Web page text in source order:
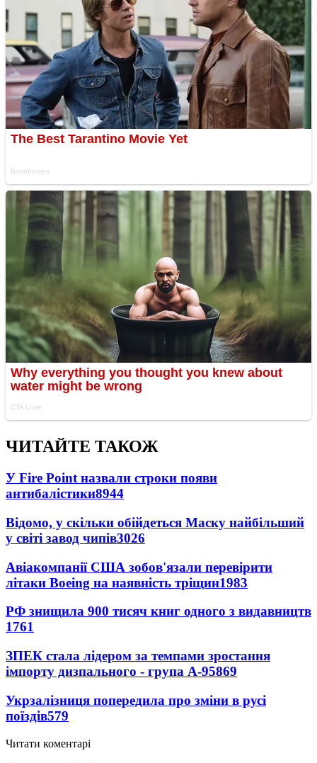
ЧИТАЙТЕ ТАКОЖ
У Fire Point назвали строки появи
антибалістики8944
Відомо, у скільки обійдеться Маску найбільший
у світі завод чипів3026
Авіакомпанії США зобов'язали перевірити
літаки Boeing на наявність тріщин1983
РФ знищила 900 тисяч книг одного з видавництв
1761
ЗПЕК стала лідером за темпами зростання
імпорту дизпального - група А-95869
Укрзалізниця попередила про зміни в русі
поїздів579
Читати коментарі